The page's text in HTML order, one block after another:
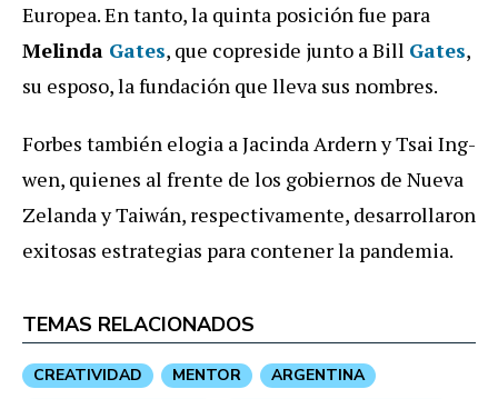
Europea. En tanto, la quinta posición fue para
Melinda Gates, que copreside junto a Bill Gates,
su esposo, la fundación que lleva sus nombres.
Forbes también elogia a Jacinda Ardern y Tsai Ing-
wen, quienes al frente de los gobiernos de Nueva
Zelanda y Taiwán, respectivamente, desarrollaron
exitosas estrategias para contener la pandemia.
TEMAS RELACIONADOS
CREATIVIDAD MENTOR
ARGENTINA